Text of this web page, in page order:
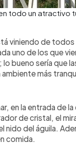
todo un atractivo
viniendo de todos
uno de los que
bueno sería que
más
en la entrada de
de cristal, el
nido del águila.
comida.